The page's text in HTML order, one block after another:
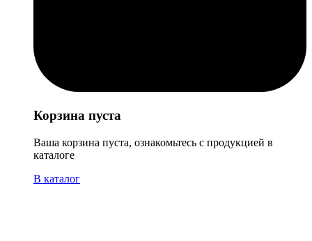
Корзина пуста
Ваша корзина пуста, ознакомьтесь с продукцией в
каталоге
В каталог